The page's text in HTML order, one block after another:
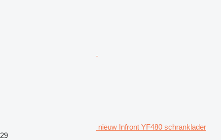
nieuw Infront YF480 schranklader
29